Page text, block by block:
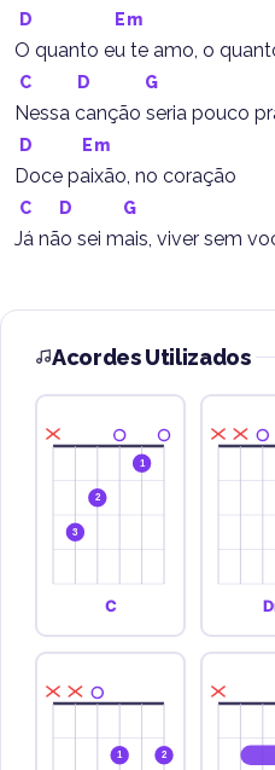
D Em
O quanto eu te amo, o
C D G
Nessa canção seria pouco
D Em
Doce paixão, no coração
C D G
Já não sei mais, viver sem
Acordes Utilizados
3
2
1
C
1 2